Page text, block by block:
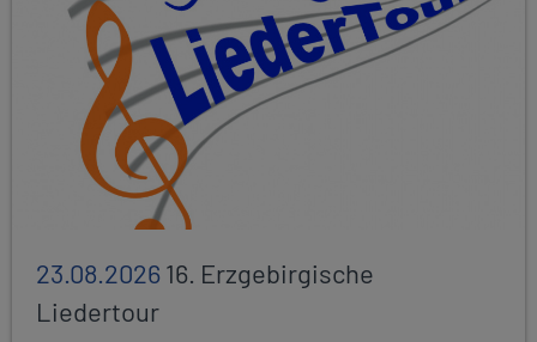
23.08.202616. Erzgebirgische
Liedertour